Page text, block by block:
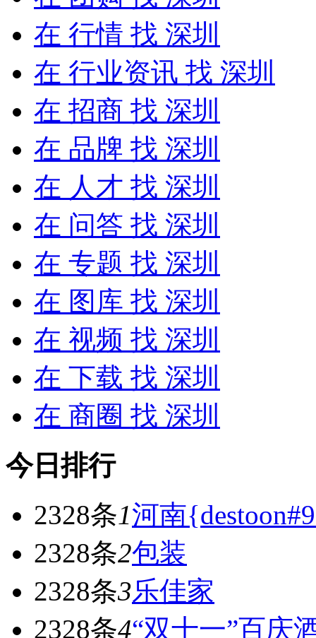
在 行情 找 深圳
在 行业资讯 找 深圳
在 招商 找 深圳
在 品牌 找 深圳
在 人才 找 深圳
在 问答 找 深圳
在 专题 找 深圳
在 图库 找 深圳
在 视频 找 深圳
在 下载 找 深圳
在 商圈 找 深圳
今日排行
2328条1河南
2328条2包装
2328条3乐佳家
2328条4“双十一”百庆